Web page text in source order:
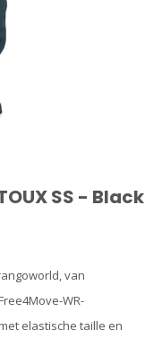
SS - Black
van
WR-
elastische taille en